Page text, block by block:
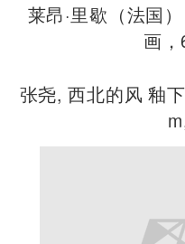
莱昂·里歇（法国
画
张尧, 西北的风 釉